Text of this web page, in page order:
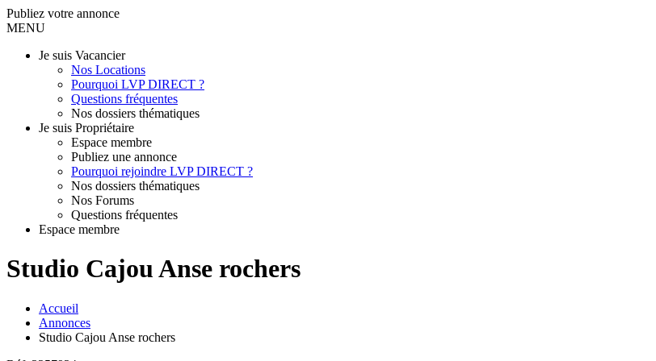
Publiez votre annonce
MENU
Je suis Vacancier
Nos Locations
Pourquoi LVP DIRECT ?
Questions fréquentes
Nos dossiers thématiques
Je suis Propriétaire
Espace membre
Publiez une annonce
Pourquoi rejoindre LVP DIRECT ?
Nos dossiers thématiques
Nos Forums
Questions fréquentes
Espace membre
Studio Cajou Anse rochers
Accueil
Annonces
Studio Cajou Anse rochers